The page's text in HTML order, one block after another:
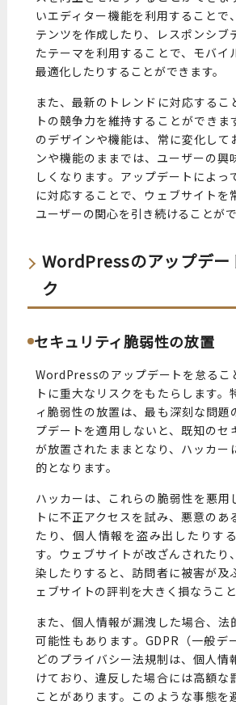
いエディター機能を利用することで
テンツを作成したり、レスポンシブ
たテーマを利用することで、モバイ
最適化したりすることができます。
また、最新のトレンドに対応するこ
トの競争力を維持することができま
のデザインや機能は、常に変化して
ンや機能のままでは、ユーザーの興
しくなります。アップデートによっ
に対応することで、ウェブサイトを
ユーザーの関心を引き続けることがで
WordPressのアップデー
ク
セキュリティ脆弱性の放置
WordPressのアップデートを怠るこ
トに重大なリスクをもたらします。
ィ脆弱性の放置は、最も深刻な問題
プデートを適用しないと、既知のセ
が放置されたままとなり、ハッカー
的となります。
ハッカーは、これらの脆弱性を悪用
トに不正アクセスを試み、悪意のあ
たり、個人情報を盗み出したりす
す。ウェブサイトが改ざんされたり
染したりすると、訪問者に被害が及
ェブサイトの評判を大きく損なうこと
また、個人情報が漏洩した場合、法
可能性もあります。GDPR（一般デ
どのプライバシー法規制は、個人情
けており、違反した場合には高額な
ことがあります。このような事態を